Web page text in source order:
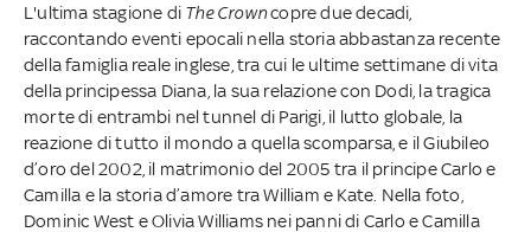
L'ultima stagione di The Crowncopre due decadi,
raccontando eventi epocali nella storia abbastanza recente
della famiglia reale inglese, tra cui le ultime settimane di vita
della principessa Diana, la sua relazione con Dodi, la tragica
morte di entrambi nel tunnel di Parigi, il lutto globale, la
reazione di tutto il mondo a quella scomparsa, e il Giubileo
d’oro del 2002, il matrimonio del 2005 tra il principe Carlo e
Camilla e la storia d’amore tra William e Kate. Nella foto,
Dominic West e Olivia Williams nei panni di Carlo e Camilla